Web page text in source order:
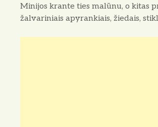
Minijos krante ties malūnu, o kitas
žalvariniais apyrankiais, žiedais,